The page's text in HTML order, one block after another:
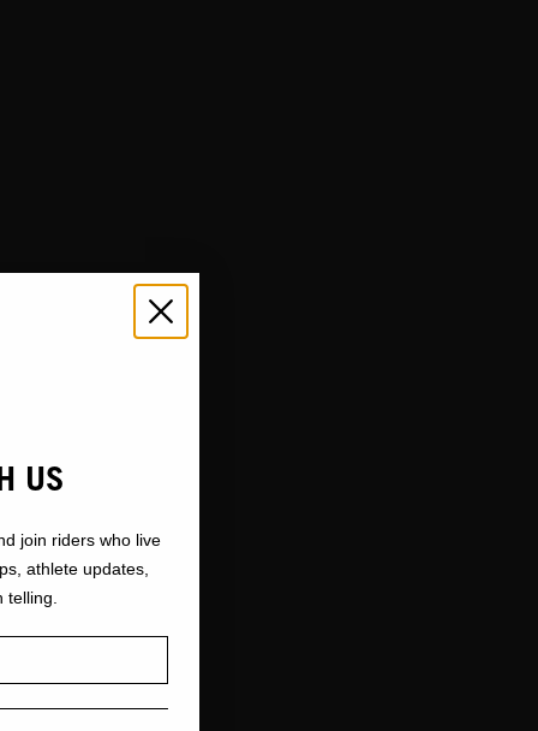
US
join riders who live
athlete updates,